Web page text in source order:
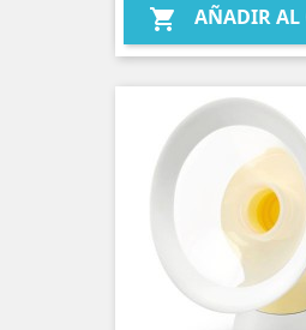
 AÑADIR AL